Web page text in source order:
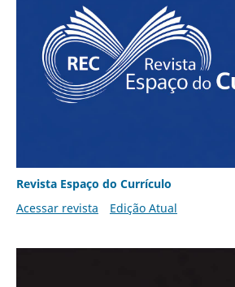
Revista Espaço do Currículo
Acessar revista
Edição Atual